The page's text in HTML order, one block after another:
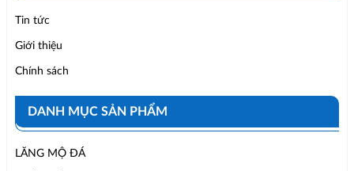
Tin tức
Giới thiệu
Chính sách
DANH MỤC SẢN PHẨM
LĂNG MỘ ĐÁ